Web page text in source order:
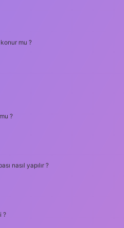
mu ?
?
nasıl yapılır ?
?